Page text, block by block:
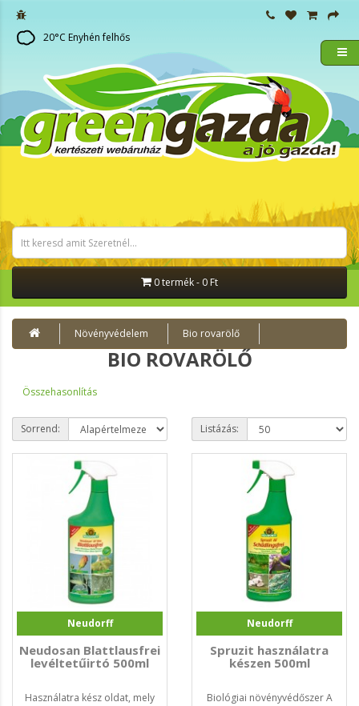
20°C Enyhén felhős
0 termék - 0 Ft
Növényvédelem Bio rovarölő
BIO ROVARÖLŐ
Összehasonlítás
Sorrend: Listázás:
Neudorff
Neudosan Blattlausfrei
levéltetűirtó 500ml
Használatra kész oldat, mely
Neudorff
Spruzit használatra
készen 500ml
Biológiai növényvédőszer A